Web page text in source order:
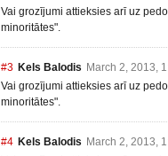
Vai grozījumi attieksies arī uz
minoritātes".
#3 Kels Balodis March 2, 2013,
Vai grozījumi attieksies arī uz
minoritātes".
#4 Kels Balodis March 2, 2013,